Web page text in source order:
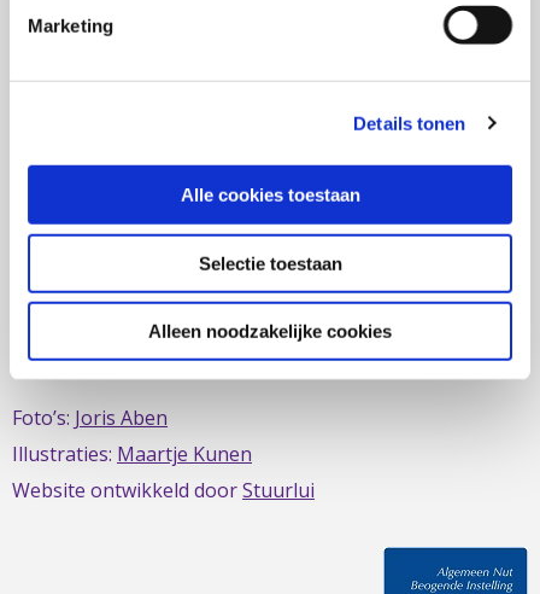
Marketing
Details tonen
Alle cookies toestaan
Selectie toestaan
Alleen noodzakelijke cookies
Deze ontstekingsziektes noemt men ook wel
Inflammatory Bowel Disease (IBD). Crohn & Colitis NL zet
zich al sinds 1979 in om de belangen van mensen met
IBD te behartigen. Evenals de belangen van mensen met
short bowel/darmfalen.
Deze website is mede mogelijk gemaakt door het
Fonds
Foto’s: Joris Aben
Illustraties: Maartje Kunen
Website ontwikkeld doorStuurlui